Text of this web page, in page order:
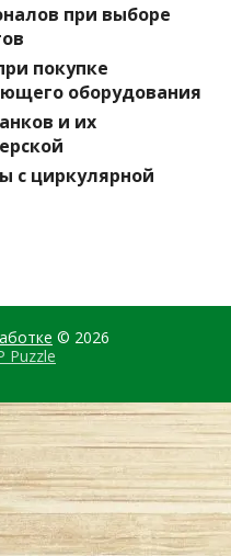
при выборе
покупке
оборудования
и их
с циркулярной
© 2026
Puzzle